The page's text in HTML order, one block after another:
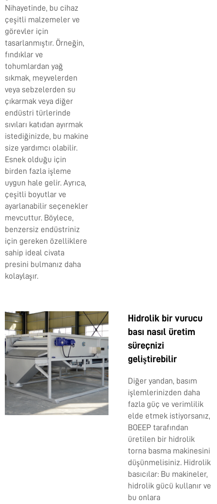
Nihayetinde, bu cihaz
çeşitli malzemeler ve
görevler için
tasarlanmıştır. Örneğin,
fındıklar ve
tohumlardan yağ
sıkmak, meyvelerden
veya sebzelerden su
çıkarmak veya diğer
endüstri türlerinde
sıvıları katıdan ayırmak
istediğinizde, bu makine
size yardımcı olabilir.
Esnek olduğu için
birden fazla işleme
uygun hale gelir. Ayrıca,
çeşitli boyutlar ve
ayarlanabilir seçenekler
mevcuttur. Böylece,
benzersiz endüstriniz
için gereken özelliklere
sahip ideal civata
presini bulmanız daha
kolaylaşır.
Hidrolik bir vurucu
bası nasıl üretim
süreçnizi
geliştirebilir
Diğer yandan, basım
işlemlerinizden daha
fazla güç ve verimlilik
elde etmek istiyorsanız,
BOEEP tarafından
üretilen bir hidrolik
torna basma makinesini
düşünmelisiniz. Hidrolik
basıcılar: Bu makineler,
hidrolik gücü kullanır ve
bu onlara